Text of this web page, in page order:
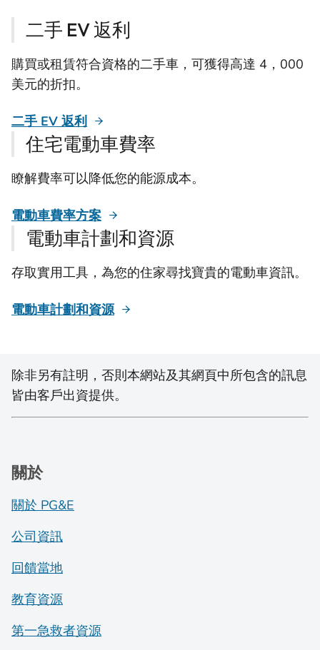
二手 EV 返利
購買或租賃符合資格的二手車，可獲得高達 4，000
美元的折扣。
二手 EV 返利
住宅電動車費率
瞭解費率可以降低您的能源成本。
電動車費率方案
電動車計劃和資源
存取實用工具，為您的住家尋找寶貴的電動車資訊。
電動車計劃和資源
除非另有註明，否則本網站及其網頁中所包含的訊息
皆由客戶出資提供。
關於
關於 PG&E
公司資訊
回饋當地
教育資源
第一急救者資源